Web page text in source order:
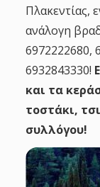
Πλακεντίας,
ανάλογη
6972222680,
6932843330!
και τα
τοστάκι,
συλλόγου!